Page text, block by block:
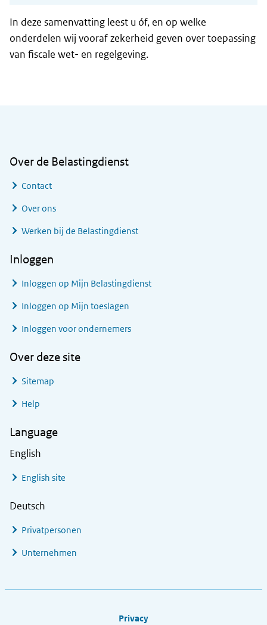
In deze samenvatting leest u óf, en op welke
onderdelen wij vooraf zekerheid geven over toepassing
van fiscale wet- en regelgeving.
Over de Belastingdienst
Contact
Over ons
Werken bij de Belastingdienst
Inloggen
Inloggen op Mijn Belastingdienst
Inloggen op Mijn toeslagen
Inloggen voor ondernemers
Over deze site
Sitemap
Help
Language
English
English site
Deutsch
Privatpersonen
Unternehmen
Privacy